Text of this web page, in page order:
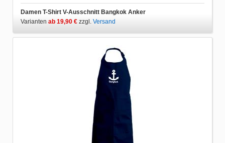
Damen T-Shirt V-Ausschnitt Bangkok Anker
Varianten ab 19,90 € zzgl. Versand